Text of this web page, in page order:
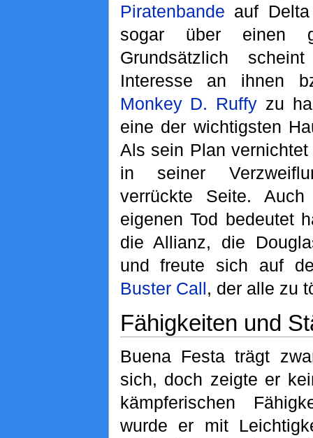
Piratenbande auf
sogar über einen
Grundsätzlich
Interesse an ihnen
Monkey D. Ruffy zu
eine der wichtigsten
Als sein Plan
in seiner
verrückte Seite.
eigenen Tod bedeutet
die Allianz, die
und freute sich auf
Buster Call, der alle zu
Fähigkeiten und
Buena Festa trägt
sich, doch zeigte er
kämpferischen
wurde er mit